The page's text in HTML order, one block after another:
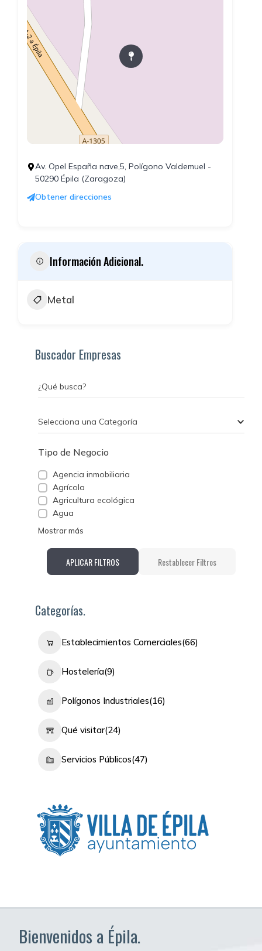
Av. Opel España nave,5, Polígono Valdemuel -
50290 Épila (Zaragoza)
Obtener direcciones
Información Adicional.
Metal
Buscador Empresas
¿Qué busca?
Selecciona una Categoría
Tipo de Negocio
Agencia inmobiliaria
Agrícola
Agricultura ecológica
Agua
Mostrar más
APLICAR FILTROS Restablecer Filtros
Categorías.
Establecimientos Comerciales(66)
Hostelería(9)
Polígonos Industriales(16)
Qué visitar(24)
Servicios Públicos(47)
Bienvenidos a Épila.